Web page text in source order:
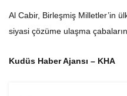
Al Cabir, Birleşmiş Milletler’in
siyasi çözüme ulaşma
Kudüs Haber Ajansı – KHA